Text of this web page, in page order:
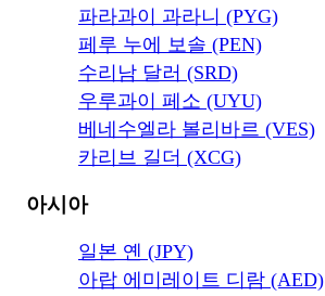
파라과이 과라니 (PYG)
페루 누에 보솔 (PEN)
수리남 달러 (SRD)
우루과이 페소 (UYU)
베네수엘라 볼리바르 (VES)
카리브 길더 (XCG)
아시아
일본 옌 (JPY)
아랍 에미레이트 디람 (AED)